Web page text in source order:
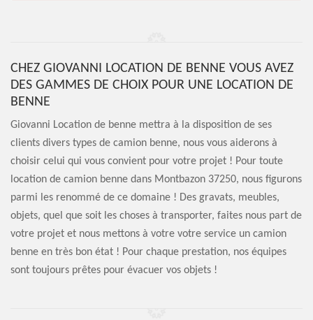
CHEZ GIOVANNI LOCATION DE BENNE VOUS AVEZ
DES GAMMES DE CHOIX POUR UNE LOCATION DE
BENNE
Giovanni Location de benne mettra à la disposition de ses
clients divers types de camion benne, nous vous aiderons à
choisir celui qui vous convient pour votre projet ! Pour toute
location de camion benne dans Montbazon 37250, nous figurons
parmi les renommé de ce domaine ! Des gravats, meubles,
objets, quel que soit les choses à transporter, faites nous part de
votre projet et nous mettons à votre votre service un camion
benne en très bon état ! Pour chaque prestation, nos équipes
sont toujours prêtes pour évacuer vos objets !